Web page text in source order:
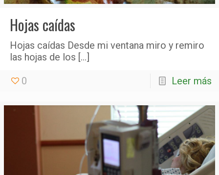
Hojas caídas
Hojas caídas Desde mi ventana miro y remiro
las hojas de los […]
0 Leer más